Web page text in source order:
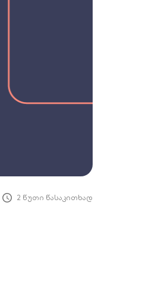
2 წუთი წასაკითხად